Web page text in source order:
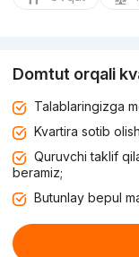
Domtut orqali
Talablaringizga
Kvartira sotib
Quruvchi taklif
beramiz;
Butunlay bepul